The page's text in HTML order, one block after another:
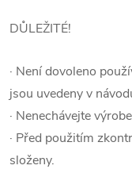
DŮLEŽITÉ!
· Není dovoleno
jsou uvedeny v
· Nenechávejte
· Před použitím
složeny.